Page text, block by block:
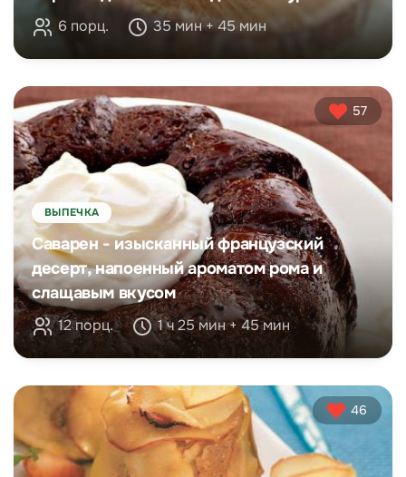
6 порц. 35 мин + 45 мин
57
ВЫПЕЧКА
Саварен - изысканный французский
десерт, напоенный ароматом рома и
слащавым вкусом
12 порц. 1 ч 25 мин + 45 мин
46